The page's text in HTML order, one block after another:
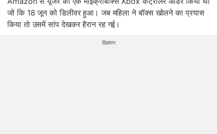
जो कि 18 जून को डिलीवर हुआ। जब महिला ने बॉक्स खोलने का प्रयास
किया तो उसमें सांप देखकर हैरान रह गई।
विज्ञापन